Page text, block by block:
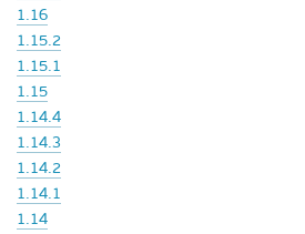
1.16
1.15.2
1.15.1
1.15
1.14.4
1.14.3
1.14.2
1.14.1
1.14